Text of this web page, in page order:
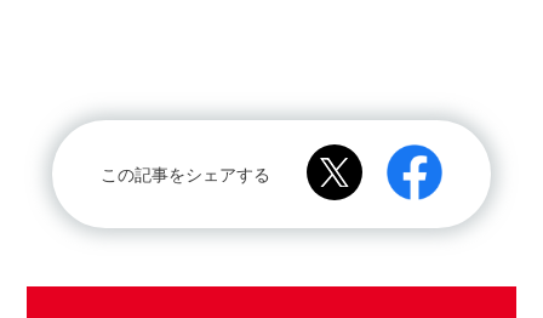
この記事をシェアする